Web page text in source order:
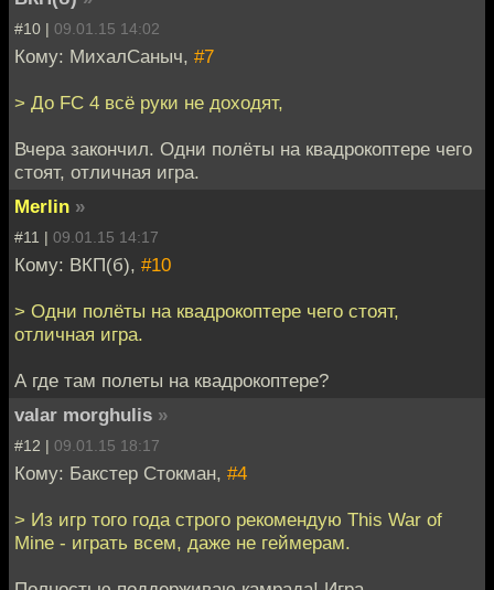
#10 | 09.01.15 14:02
Кому: МихалСаныч, #7
> До FC 4 всё руки не доходят,
Вчера закончил. Одни полёты на квадрокоптере чего
стоят, отличная игра.
Merlin »
#11 | 09.01.15 14:17
Кому: ВКП(б), #10
> Одни полёты на квадрокоптере чего стоят,
отличная игра.
А где там полеты на квадрокоптере?
valar morghulis »
#12 | 09.01.15 18:17
Кому: Бакстер Стокман, #4
> Из игр того года строго рекомендую This War of
Mine - играть всем, даже не геймерам.